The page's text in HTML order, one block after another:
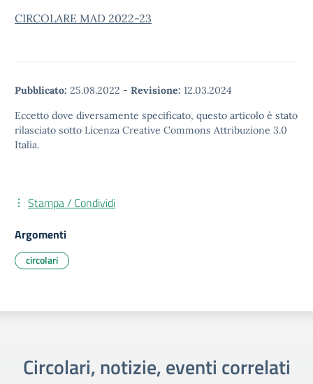
CIRCOLARE MAD 2022-23
Pubblicato: 25.08.2022 - Revisione: 12.03.2024
Eccetto dove diversamente specificato, questo articolo è stato
rilasciato sotto Licenza Creative Commons Attribuzione 3.0
Italia.
Stampa / Condividi
Argomenti
circolari
Circolari, notizie, eventi correlati